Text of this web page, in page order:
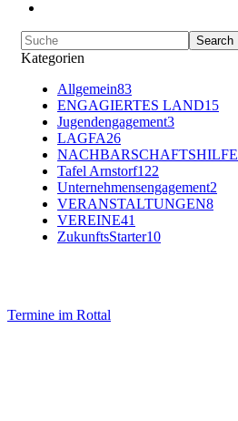
Kategorien
Allgemein83
ENGAGIERTES LAND15
Jugendengagement3
LAGFA26
NACHBARSCHAFTSHILFE
Tafel Arnstorf122
Unternehmensengagement2
VERANSTALTUNGEN8
VEREINE41
ZukunftsStarter10
Termine im Rottal